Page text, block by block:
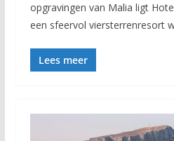
opgravingen van Malia ligt
een sfeervol viersterrenresort
Lees meer